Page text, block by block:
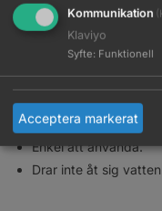
Hårsnodd från
Fuchsia som är
Ger ett bra grepp
fysisk aktivitet.
Lämnar inga märken
Enkel att använda.
Drar inte åt sig
Kommunikation
Klaviyo
Syfte: Funktionell
Acceptera markerat